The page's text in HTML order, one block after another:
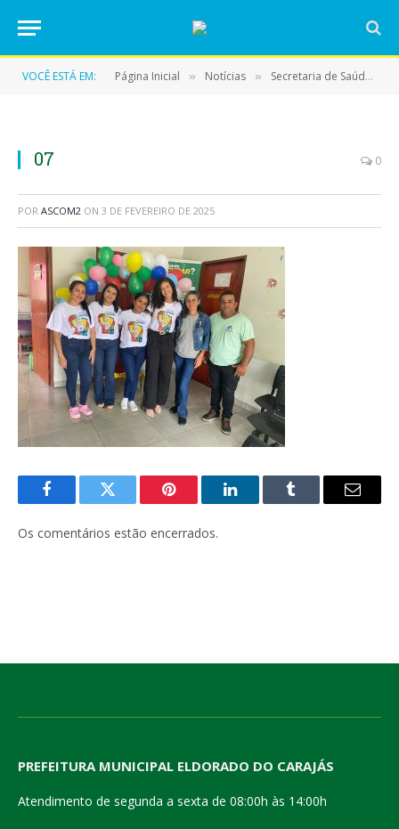
VOCÊ ESTÁ EM: Página Inicial » Notícias » Secretaria de Saúde realiza campanha de vacinação contra Influenza e Gripe em Eldorado do Carajás
07 0
POR ASCOM2 ON 3 DE FEVEREIRO DE 2025
FacebookTwitter Pinterest LinkedInTumblr
E-
Os comentários estão encerrados.
PREFEITURA MUNICIPAL ELDORADO DO CARAJÁS
Atendimento de segunda a sexta de 08:00h às 14:00h